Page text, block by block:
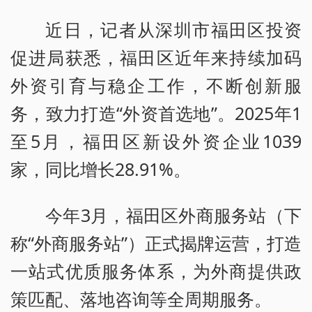
近日，记者从深圳市福田区投资
促进局获悉，福田区近年来持续加码
外资引育与稳企工作，不断创新服
务，致力打造“外资首选地”。2025年1
至5月，福田区新设外资企业1039
家，同比增长28.91%。
今年3月，福田区外商服务站（下
称“外商服务站”）正式揭牌运营，打造
一站式优质服务体系，为外商提供政
策匹配、落地咨询等全周期服务。